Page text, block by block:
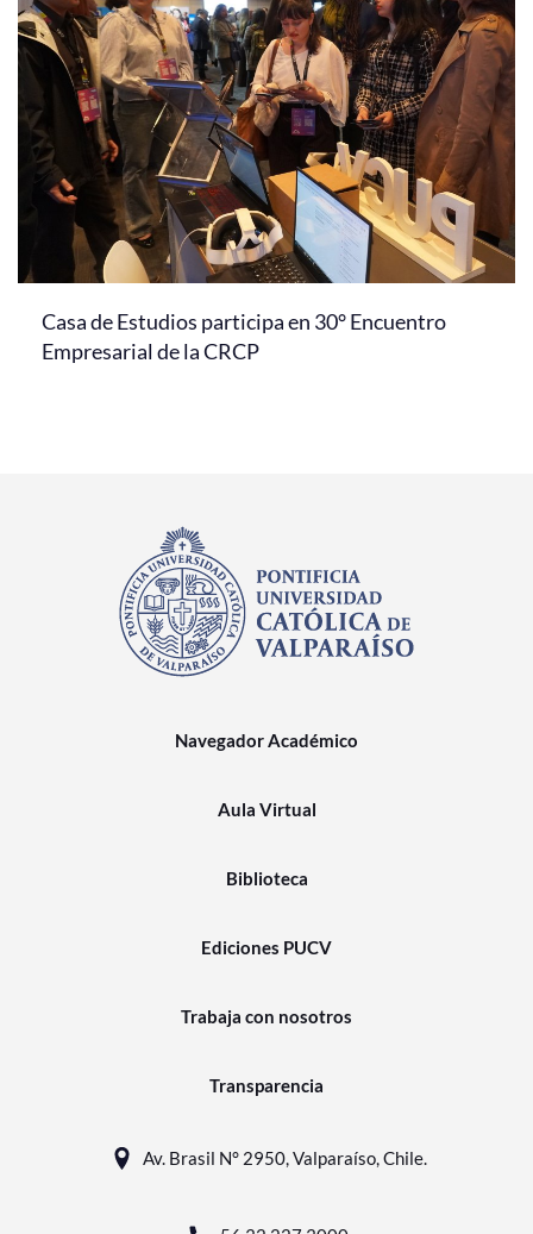
Casa de Estudios participa en 30° Encuentro
Empresarial de la CRCP
Navegador Académico
Aula Virtual
Biblioteca
Ediciones PUCV
Trabaja con nosotros
Transparencia
Av. Brasil N° 2950, Valparaíso, Chile.